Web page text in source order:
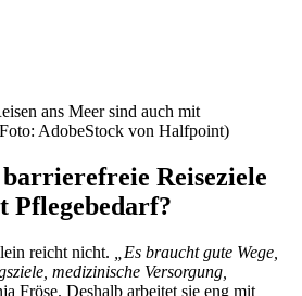
ans Meer sind auch mit
AdobeStock von Halfpoint)
Reiseziele
Pflegebedarf?
reicht nicht.
„Es braucht gute Wege,
medizinische Versorgung,
Fröse. Deshalb arbeitet sie eng mit